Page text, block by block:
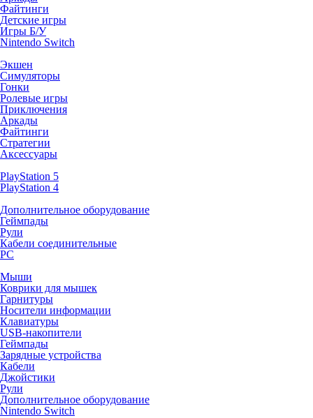
Файтинги
Детские игры
Игры Б/У
Nintendo Switch
Экшен
Симуляторы
Гонки
Ролевые игры
Приключения
Аркады
Файтинги
Стратегии
Аксессуары
PlayStation 5
PlayStation 4
Дополнительное оборудование
Геймпады
Рули
Кабели соединительные
PC
Мыши
Коврики для мышек
Гарнитуры
Носители информации
Клавиатуры
USB-накопители
Геймпады
Зарядные устройства
Кабели
Джойстики
Рули
Дополнительное оборудование
Nintendo Switch